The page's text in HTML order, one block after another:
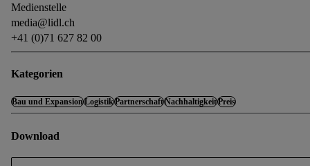
Medienstelle
media@lidl.ch
+41 (0)71 627 82 00
Kategorien
Bau und ExpansionLogistikPartnerschaftNachhaltigkeitPreis
Download